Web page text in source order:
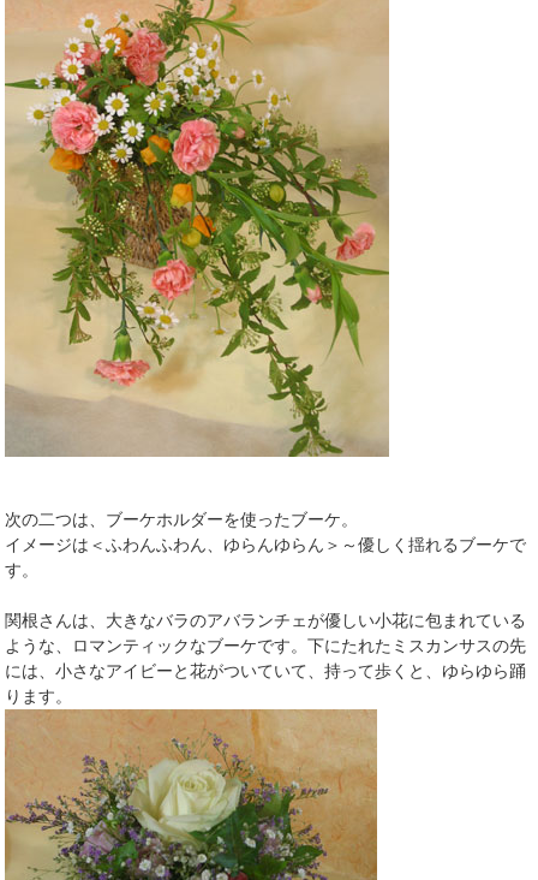
次の二つは、ブーケホルダーを使ったブーケ。
イメージは＜ふわんふわん、ゆらんゆらん＞～優しく揺れるブーケで
す。
関根さんは、大きなバラのアバランチェが優しい小花に包まれている
ような、ロマンティックなブーケです。下にたれたミスカンサスの先
には、小さなアイビーと花がついていて、持って歩くと、ゆらゆら踊
ります。